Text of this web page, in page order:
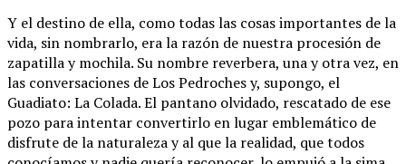
Y el destino de ella, como todas las cosas importantes de la
vida, sin nombrarlo, era la razón de nuestra procesión de
zapatilla y mochila. Su nombre reverbera, una y otra vez, en
las conversaciones de Los Pedroches y, supongo, el
Guadiato: La Colada. El pantano olvidado, rescatado de ese
pozo para intentar convertirlo en lugar emblemático de
disfrute de la naturaleza y al que la realidad, que todos